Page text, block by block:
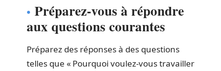
Préparez-vous à répondre
aux questions courantes
Préparez des réponses à des questions
telles que « Pourquoi voulez-vous travailler